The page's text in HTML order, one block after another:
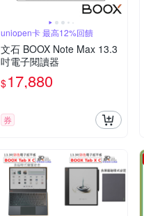
uniopen卡 最高12%回饋
文石 BOOX Note Max 13.3
吋電子閱讀器
$17,880
券